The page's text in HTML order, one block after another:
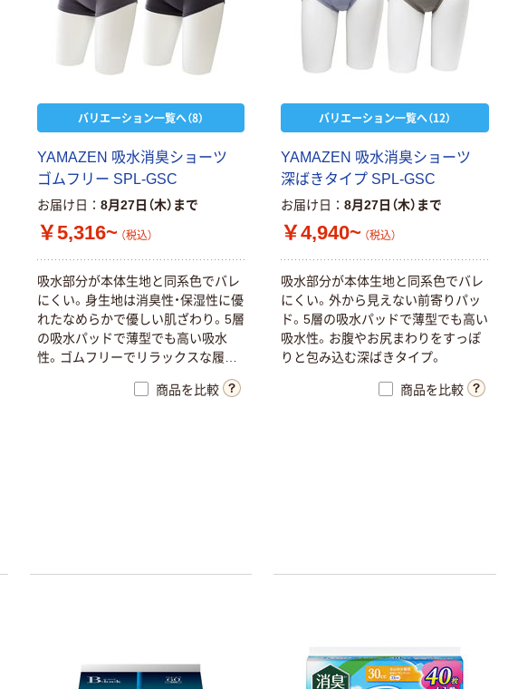
バリエーション一覧へ（8）
YAMAZEN 吸水消臭ショーツ
ゴムフリー SPL-GSC
お届け日 8月27日（木）まで
￥5,316~ （税込）
吸水部分が本体生地と同系色でバレ
にくい。身生地は消臭性・保湿性に優
れたなめらかで優しい肌ざわり。5層
の吸水パッドで薄型でも高い吸水
性。ゴムフリーでリラックスな履き
商品を比較
バリエーション一覧へ（12）
YAMAZEN 吸水消臭ショーツ
深ばきタイプ SPL-GSC
お届け日 8月27日（木）まで
￥4,940~ （税込）
吸水部分が本体生地と同系色でバレ
にくい。外から見えない前寄りパッ
ド。5層の吸水パッドで薄型でも高い
吸水性。お腹やお尻まわりをすっぽ
りと包み込む深ばきタイプ。
商品を比較